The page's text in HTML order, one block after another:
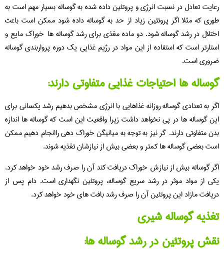
رعایت تعادل در نسبت انرژی و پروتئین داده شده به گوساله بسیار مهم است به
طوری که مثلا اگر پروتئین زیاد از حد به گوساله داده شود ممکن است باعث
اختلال در رشد گوساله شود. دو ماده مغذی برای رشد گوساله ها خوراک مایع و
استارتر است که استفاده از این مواد در رژیم غذایی یک دوره پرواربندی گوساله
ضروری است.
گوساله ها احتیاجات غذایی متفاوتی دارند:
اگر به تعدادی گوساله روزانه غذاهایی با انرژی مشخص بدهیم رشد یکسانی برای
این گوساله ها در پی نخواهد داشت زیرا واقعیت این است که گوساله ها اندازه
بدن متفاوتی دارند. گر نیز به توجه به میانیگن خوراک دهی راانجام دهیم ممکن
است بعضی گوساله ها کمتر و بعضی بیش از نیازشان تغذیه شوند.
اگر گوساله بیش از نیازش خوراک دریافت کند آن را صرف رشد خود خواهد کرد.
یکی از مواد موثر در رشد سریع گوساله، پروتئین نگهداری است. دام پس از
دریافت مازاد این پروتئین آن را صرف رشد بافت های خود خواهد کرد.
تغذیه گوساله شیری
نقش پروتئین در رشد گوساله ها: